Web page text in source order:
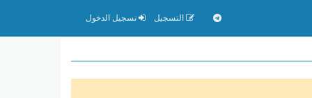
التسجيل تسجيل الدخول